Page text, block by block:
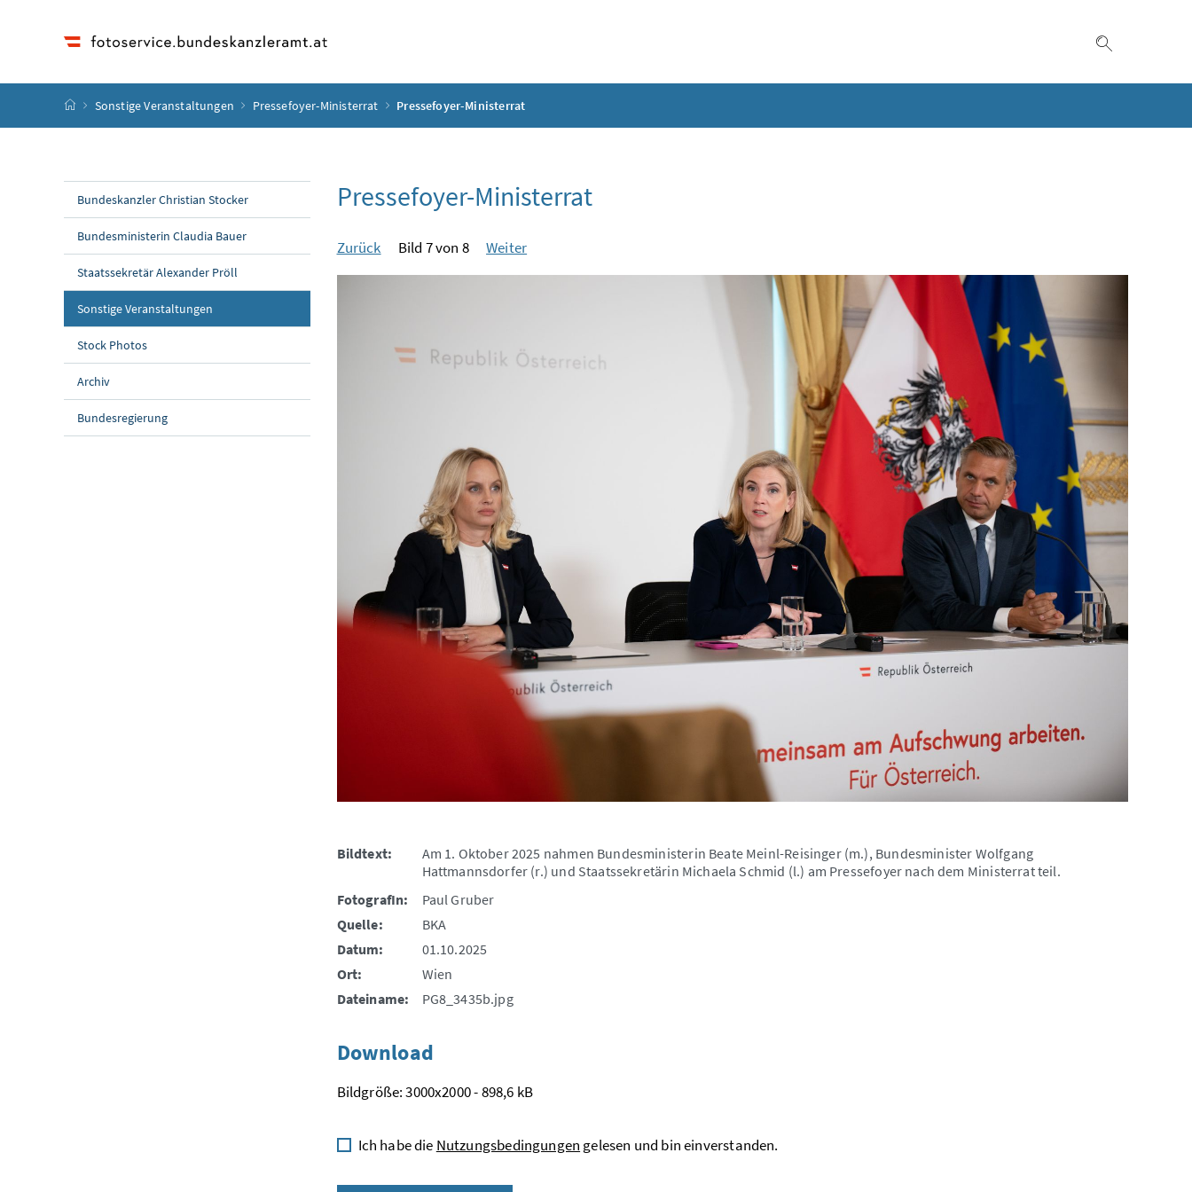
Startseite
Sonstige Veranstaltungen Pressefoyer-Ministerrat Pressefoyer-Ministerrat
Bundeskanzler Christian Stocker
Bundesministerin Claudia Bauer
Staatssekretär Alexander Pröll
Sonstige Veranstaltungen
Stock Photos
Archiv
Bundesregierung
Pressefoyer-Ministerrat
Zurück Bild 7 von 8 Weiter
Bildtext:
Am 1. Oktober 2025 nahmen Bundesministerin Beate Meinl-Reisinger (m.), Bundesminister Wolfgang
Hattmannsdorfer (r.) und Staatssekretärin Michaela Schmid (l.) am Pressefoyer nach dem Ministerrat teil.
FotografIn:
Paul Gruber
Quelle:
BKA
Datum:
01.10.2025
Ort:
Wien
Dateiname:
PG8_3435b.jpg
Download
Bildgröße: 3000x2000 - 898,6 kB
Ich habe die Nutzungsbedingungen gelesen und bin einverstanden.